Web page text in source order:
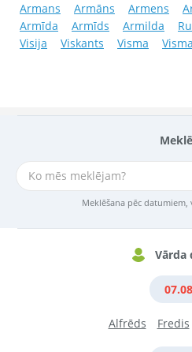
Meklēšana pēc
Vārda
07.08
Alfrēds Fredis
Armans
Armāns Armens
Armīda
Armīds Armilda
Visija
Viskants Visma